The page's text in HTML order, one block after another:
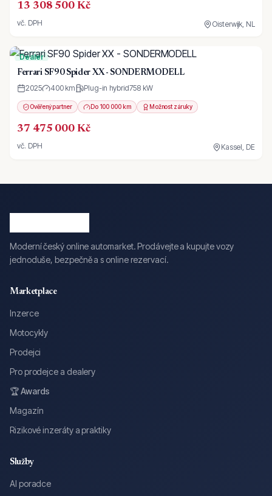
13 308 500 Kč
vč. DPH Oisterwijk, NL
Dealer
Ferrari SF90 Spider XX - SONDERMODELL
2025 400 km Plug-in hybrid758 kW
Ověřený partner Do 100 000 km Možnost záruky
37 475 000 Kč
vč. DPH Kassel, DE
Moderní český online automarket. Prodávejte a kupujte vozy
jednoduše, bezpečně a s online rezervací.
Marketplace
Inzerce
Motocykly
Prodejci
Pro prodejce a dealery
🏆 Awards
Magazín
Rizikové inzeráty a praktiky
Služby
AI poradce